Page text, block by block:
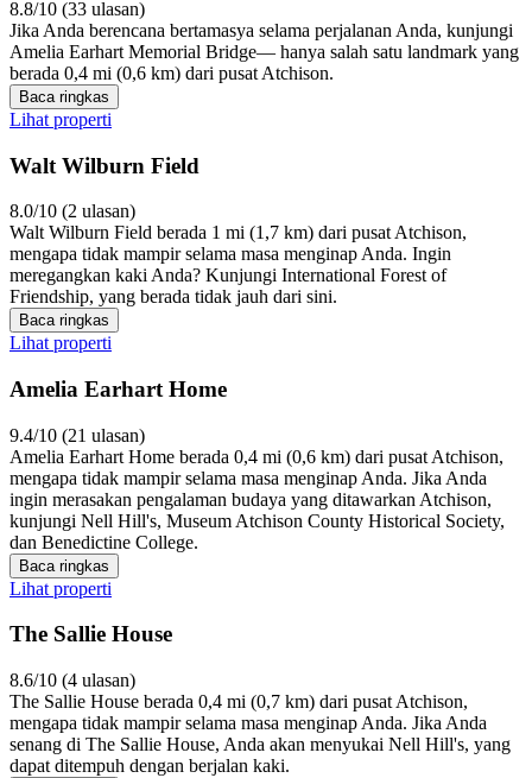
8.8/10 (33 ulasan)
Jika Anda berencana bertamasya selama perjalanan Anda, kunjungi
Amelia Earhart Memorial Bridge— hanya salah satu landmark yang
berada 0,4 mi (0,6 km) dari pusat Atchison.
Baca ringkas
Lihat properti
Walt Wilburn Field
8.0/10 (2 ulasan)
Walt Wilburn Field berada 1 mi (1,7 km) dari pusat Atchison,
mengapa tidak mampir selama masa menginap Anda. Ingin
meregangkan kaki Anda? Kunjungi International Forest of
Friendship, yang berada tidak jauh dari sini.
Baca ringkas
Lihat properti
Amelia Earhart Home
9.4/10 (21 ulasan)
Amelia Earhart Home berada 0,4 mi (0,6 km) dari pusat Atchison,
mengapa tidak mampir selama masa menginap Anda. Jika Anda
ingin merasakan pengalaman budaya yang ditawarkan Atchison,
kunjungi Nell Hill's, Museum Atchison County Historical Society,
dan Benedictine College.
Baca ringkas
Lihat properti
The Sallie House
8.6/10 (4 ulasan)
The Sallie House berada 0,4 mi (0,7 km) dari pusat Atchison,
mengapa tidak mampir selama masa menginap Anda. Jika Anda
senang di The Sallie House, Anda akan menyukai Nell Hill's, yang
dapat ditempuh dengan berjalan kaki.